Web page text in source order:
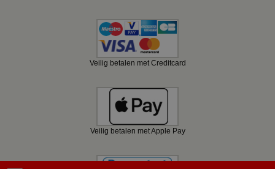
Veilig betalen met Creditcard
Veilig betalen met Apple Pay